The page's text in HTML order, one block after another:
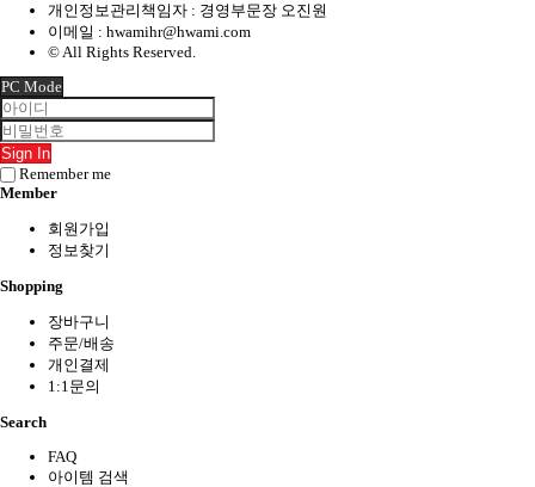
개인정보관리책임자 : 경영부문장 오진원
이메일 : hwamihr@hwami.com
© All Rights Reserved.
PC Mode
Sign In
Remember me
Member
회원가입
정보찾기
Shopping
장바구니
주문/배송
개인결제
1:1문의
Search
FAQ
아이템 검색